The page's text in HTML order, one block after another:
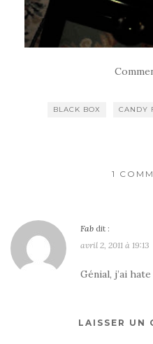
BLACK BOX CANDY
1
Fab dit :
avril 2, 2011 à 19:13
Génial, j’ai
LAISSER UN